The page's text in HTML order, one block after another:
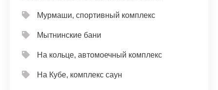
Мурмаши, спортивный комплекс
Мытнинские бани
На кольце, автомоечный комплекс
На Кубе, комплекс саун